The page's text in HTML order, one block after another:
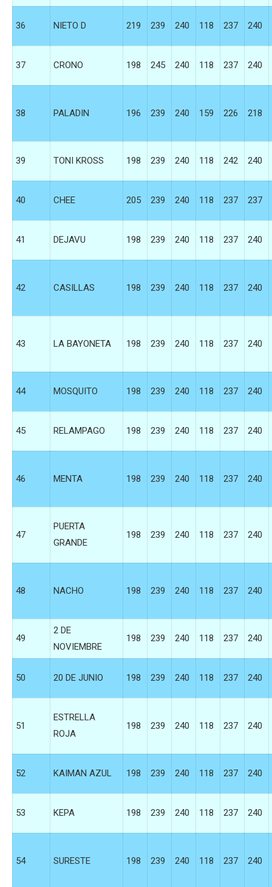
36 NIETO D 219 239 240 118 237 240
37 CRONO 198 245 240 118 237 240
38 PALADIN 196 239 240 159 226 218
39 TONI KROSS 198 239 240 118 242 240
40 CHEE 205 239 240 118 237 237
41 DEJAVU 198 239 240 118 237 240
42 CASILLAS 198 239 240 118 237 240
43 LA BAYONETA 198 239 240 118 237 240
44 MOSQUITO 198 239 240 118 237 240
45 RELAMPAGO 198 239 240 118 237 240
46 MENTA 198 239 240 118 237 240
47
PUERTA
GRANDE
198 239 240 118 237 240
48 NACHO 198 239 240 118 237 240
49
2 DE
NOVIEMBRE
198 239 240 118 237 240
50 20 DE JUNIO 198 239 240 118 237 240
51
ESTRELLA
ROJA
198 239 240 118 237 240
52 KAIMAN AZUL 198 239 240 118 237 240
53 KEPA 198 239 240 118 237 240
54 SURESTE 198 239 240 118 237 240